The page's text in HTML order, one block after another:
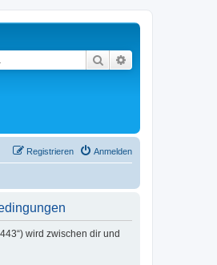
Suche
Anmelden
Registrieren
wird zwischen dir und